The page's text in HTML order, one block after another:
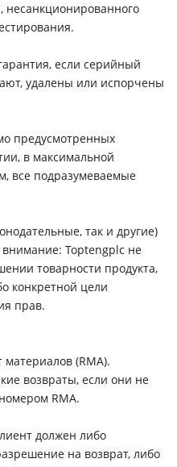
несанкционированного
если серийный
удалены или испорчены
предусмотренных
в максимальной
все подразумеваемые
так и другие)
Toptengplc не
товарности продукта,
конкретной цели
прав.
(RMA).
возвраты, если они не
RMA.
должен либо
на возврат, либо